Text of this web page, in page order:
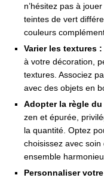
n’hésitez pas à
teintes de vert
couleurs
Varier les textures :
à votre décoration,
textures. Associez
avec des objets en
Adopter la règle
zen et épurée,
la quantité. Optez
choisissez avec
ensemble
Personnaliser